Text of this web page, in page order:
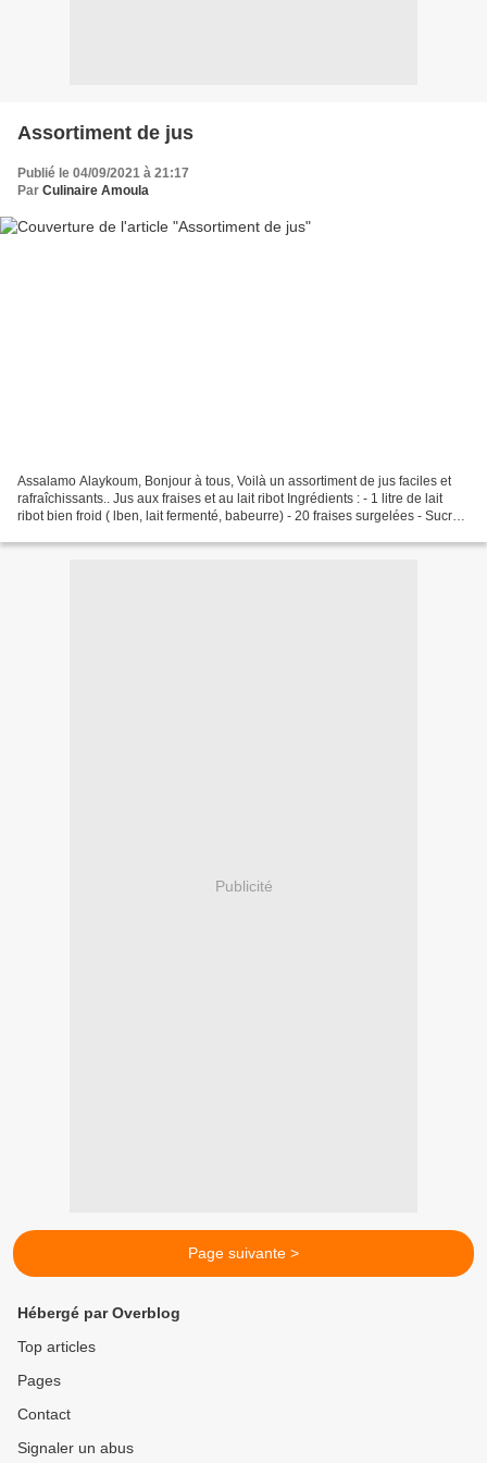
Assortiment de jus
Publié le 04/09/2021 à 21:17
Par Culinaire Amoula
Assalamo Alaykoum, Bonjour à tous, Voilà un assortiment de jus faciles et
rafraîchissants.. Jus aux fraises et au lait ribot Ingrédients : - 1 litre de lait
ribot bien froid ( lben, lait fermenté, babeurre) - 20 fraises surgelées - Sucre
Publicité
Page suivante >
Hébergé par Overblog
Top articles
Pages
Contact
Signaler un abus